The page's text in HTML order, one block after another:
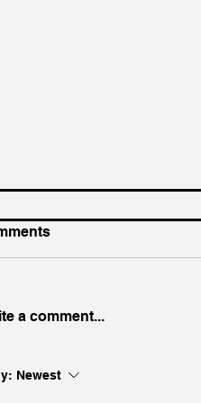
cheated…
a comment...
Newest